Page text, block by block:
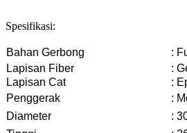
Spesifikasi:
Bahan Gerbong
:
Lapisan Fiber
:
Lapisan Cat
:
Penggerak
:
Diameter
: